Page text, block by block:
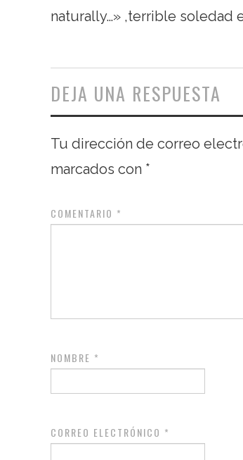
naturally…» ,terrible soledad
DEJA UNA RESPUESTA
Tu dirección de correo
marcados con *
COMENTARIO *
NOMBRE *
CORREO ELECTRÓNICO *